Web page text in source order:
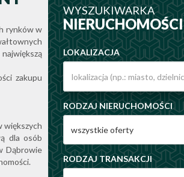
WYSZUKIWARKA
NIERUCHOMOŚCI
LOKALIZACJA
RODZAJ NIERUCHOMOŚCI
wszystkie oferty
RODZAJ TRANSAKCJI
rynków w
zakupu
większych
dla osób
Dąbrowie